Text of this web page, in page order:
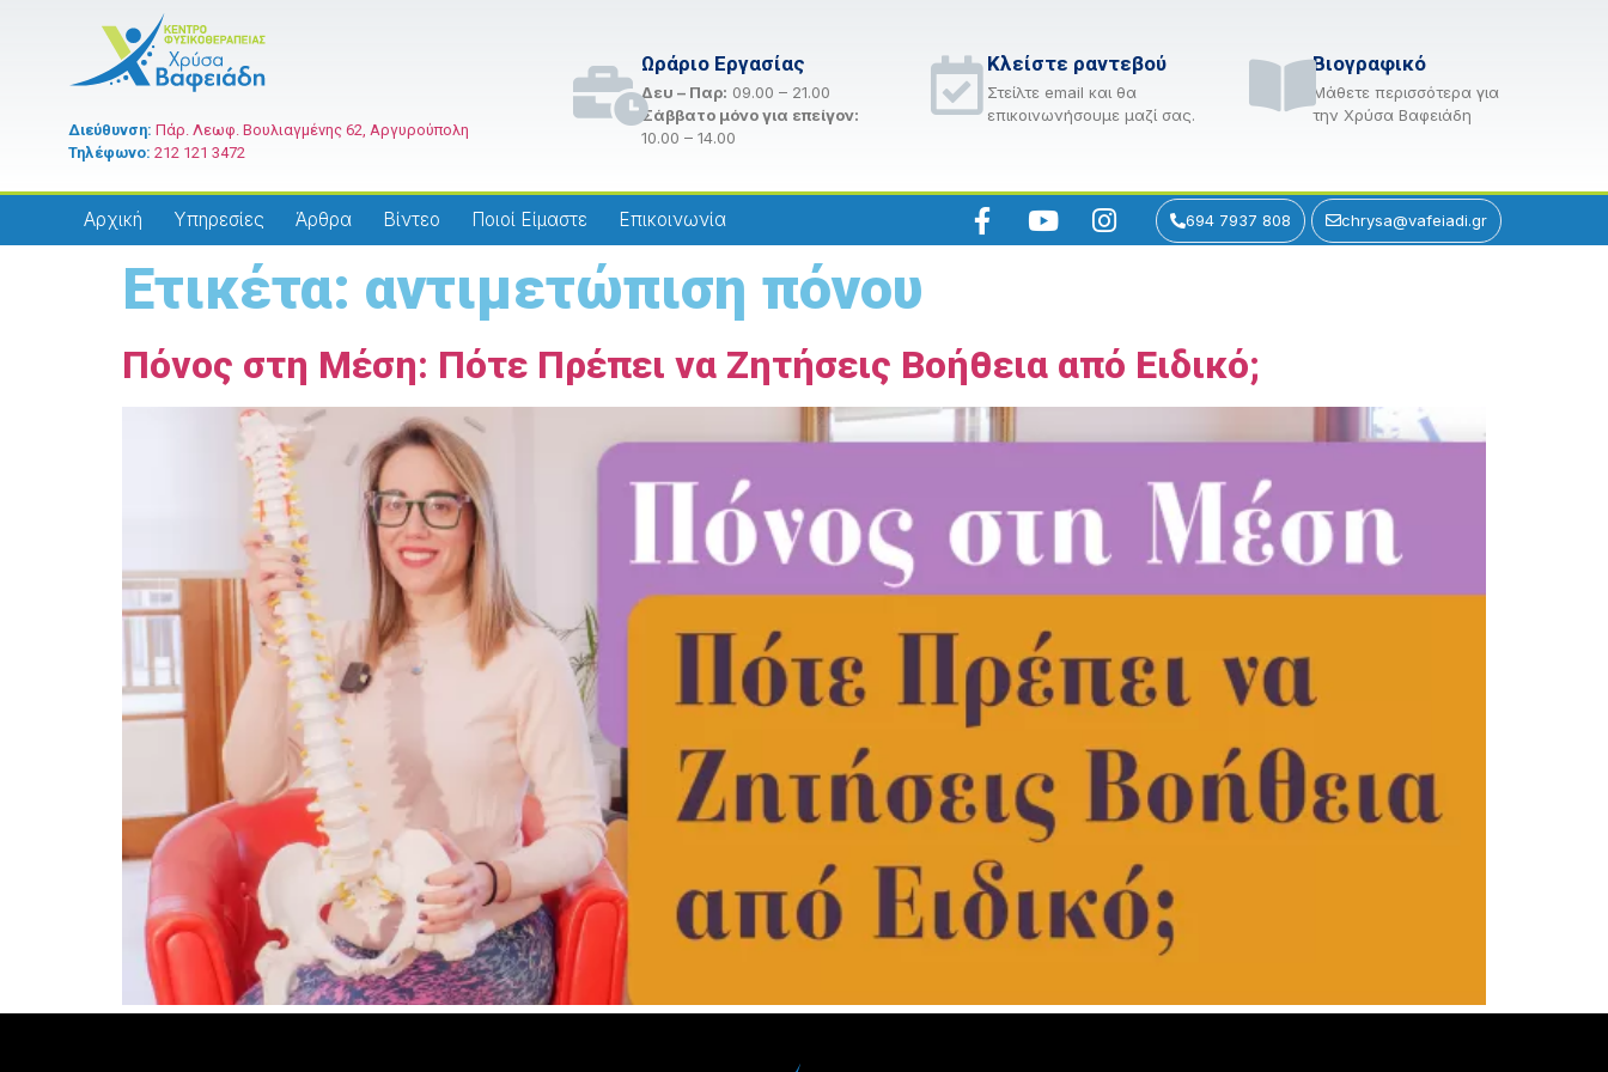
Διεύθυνση: Πάρ. Λεωφ. Βουλιαγμένης 62, Αργυρούπολη
Τηλέφωνο: 212 121 3472
Ωράριο Εργασίας
Δευ – Παρ: 09.00 – 21.00
Σάββατο μόνο για επείγον:
10.00 – 14.00
Κλείστε ραντεβού
Στείλτε email και θα
επικοινωνήσουμε μαζί σας.
Βιογραφικό
Μάθετε περισσότερα για
την Χρύσα Βαφειάδη
Αρχική Υπηρεσίες Άρθρα Βίντεο Ποιοί Είμαστε Επικοινωνία 694 7937 808 chrysa@vafeiadi.gr
Ετικέτα: αντιμετώπιση πόνου
Πόνος στη Μέση: Πότε Πρέπει να Ζητήσεις Βοήθεια από Ειδικό;